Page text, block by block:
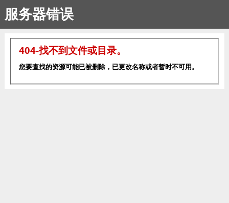
服务器错误
404-找不到文件或目录。
您要查找的资源可能已被删除，已更改名称或者暂时不可用。